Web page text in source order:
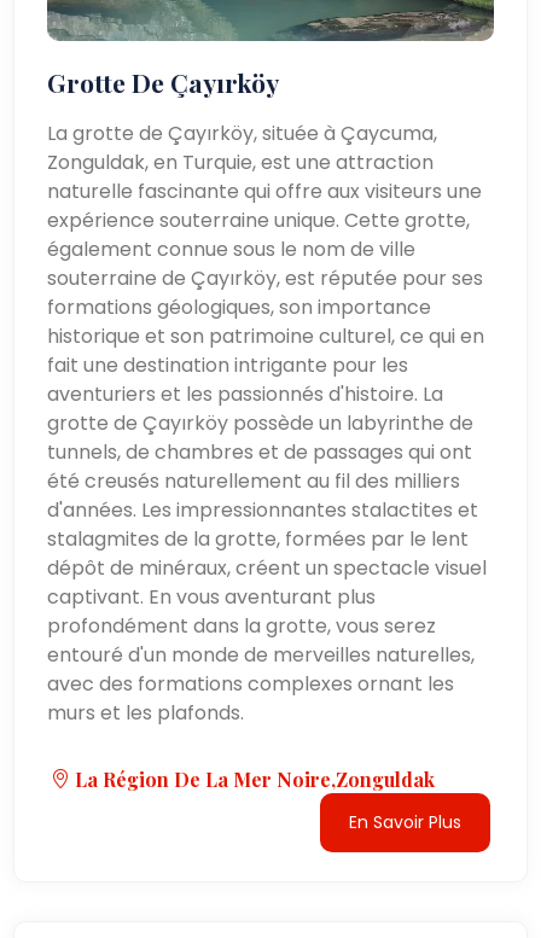
Grotte De Çayırköy
La grotte de Çayırköy, située à Çaycuma,
Zonguldak, en Turquie, est une attraction
naturelle fascinante qui offre aux visiteurs une
expérience souterraine unique. Cette grotte,
également connue sous le nom de ville
souterraine de Çayırköy, est réputée pour ses
formations géologiques, son importance
historique et son patrimoine culturel, ce qui en
fait une destination intrigante pour les
aventuriers et les passionnés d'histoire. La
grotte de Çayırköy possède un labyrinthe de
tunnels, de chambres et de passages qui ont
été creusés naturellement au fil des milliers
d'années. Les impressionnantes stalactites et
stalagmites de la grotte, formées par le lent
dépôt de minéraux, créent un spectacle visuel
captivant. En vous aventurant plus
profondément dans la grotte, vous serez
entouré d'un monde de merveilles naturelles,
avec des formations complexes ornant les
murs et les plafonds.
La Région De La Mer Noire,Zonguldak
En Savoir Plus